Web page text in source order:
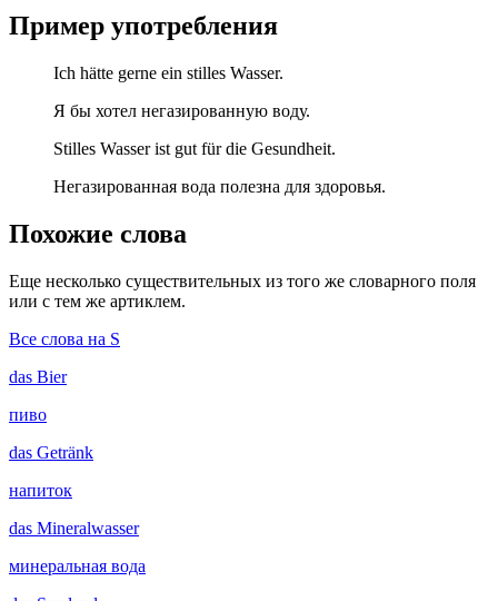
Пример употребления
Ich hätte gerne ein stilles Wasser.
Я бы хотел негазированную воду.
Stilles Wasser ist gut für die Gesundheit.
Негазированная вода полезна для здоровья.
Похожие слова
Еще несколько существительных из того же словарного поля
или с тем же артиклем.
Все слова на S
das Bier
пиво
das Getränk
напиток
das Mineralwasser
минеральная вода